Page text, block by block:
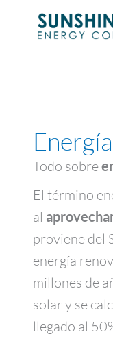
Todo sobre
El término
al
proviene del
energía
millones de
solar y se
llegado al